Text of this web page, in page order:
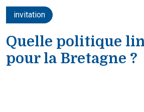
invitation
Quelle politique
pour la Bretagne ?